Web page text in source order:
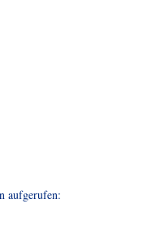
aufgerufen: